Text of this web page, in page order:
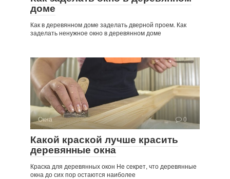
доме
Как в деревянном доме заделать дверной проем. Как
заделать ненужное окно в деревянном доме
Окна 0
Какой краской лучше красить
деревянные окна
Краска для деревянных окон Не секрет, что деревянные
окна до сих пор остаются наиболее